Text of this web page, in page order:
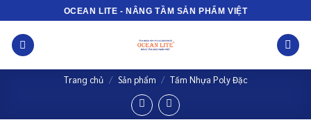
qua
nội
dung
OCEAN LITE - NÂNG TẦM SẢN PHẨM VIỆT
Trang chủ / Sản phẩm / Tấm Nhựa Poly Đặc